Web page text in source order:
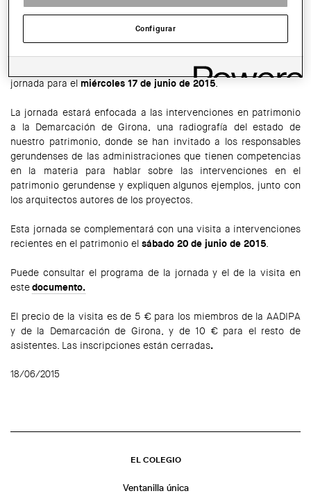
WhatsApp
Facebook
TwitterLinkedIn
Share
La Agrupación de Arquitectos para la Defensa y la Intervención
del Patrimonio Arquitectónico (AADIPA) ha organizado, con la
colaboración de la Demarcación de Girona del COAC, una
jornada para el miércoles 17 de junio de 2015
La jornada estará enfocada a las intervenciones en patrimonio
a la Demarcación de Girona, una radiografía del estado de
nuestro patrimonio, donde se han invitado a los responsables
gerundenses de las administraciones que tienen competencias
en la materia para hablar sobre las intervenciones en el
patrimonio gerundense y expliquen algunos ejemplos, junto con
los arquitectos autores de los proyectos.
Esta jornada se complementará con una visita a intervenciones
recientes en el patrimonio el sábado 20 de junio de 2015
Puede consultar el programa de la jornada y el de la visita en
estedocumento.
El precio de la visita es de 5 € para los miembros de la AADIPA
y de la Demarcación de Girona, y de 10 € para el resto de
asistentes. Las inscripciones están cerradas.
18/06/2015
EL COLEGIO
Ventanilla única
Configurar